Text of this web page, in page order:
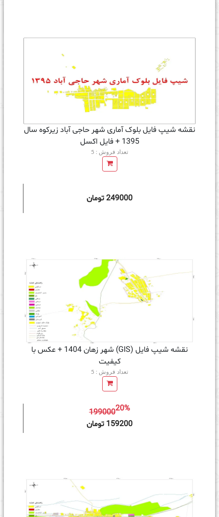
نقشه شیپ فایل بلوک آماری شهر حاجی آباد زیرکوه سال
1395 + فايل اكسل
تعداد فروش : 5
249000 تومان
نقشه شیپ فایل (GIS) شهر زهان 1404 + عکس با
کیفیت
تعداد فروش : 5
19900020%
159200 تومان